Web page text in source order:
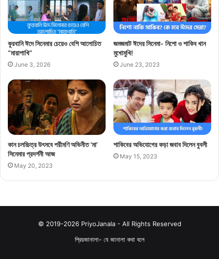
কুরবানি ঈদে সিনেমার চেয়েও বেশি আলোচিত
“মায়াপাখি”
June 3, 2026
জমজমাট ঈদের সিনেমা- নিশো ও শাকিব খান
মুখোমুখি!
June 23, 2023
কান চলচ্চিত্র উৎসবে পরীমণি অভিনীত ‘মা’
সিনেমার প্রদর্শনী আজ
May 20, 2023
শাকিবের অভিযোগের কড়া জবাব দিলেন বুবলী
May 15, 2023
© 2019-2026 PriyoJanala - All Rights Reserved
প্রিয়জানালা- যে জানালা কথা বলে